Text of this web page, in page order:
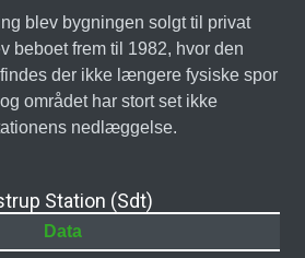
blev bygningen solgt til privat
beboet frem til 1982, hvor den
der ikke længere fysiske spor
området har stort set ikke
nedlæggelse.
Station (Sdt)
Data